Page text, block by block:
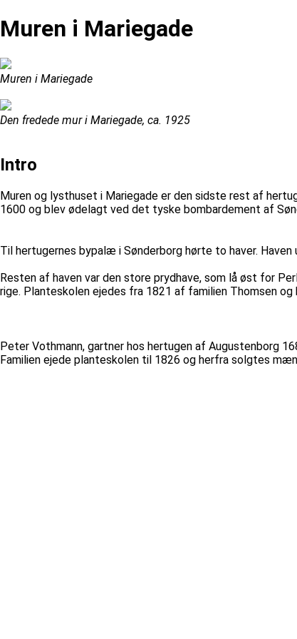
Muren i Mariegade
Muren i Mariegade
Den fredede mur i Mariegade, ca. 1925
Intro
Muren og lysthuset i Mariegade er den sidste rest af
1600 og blev ødelagt ved det tyske bombardement af
Til hertugernes bypalæ i Sønderborg hørte to haver.
Resten af haven var den store prydhave, som lå øst for
rige. Planteskolen ejedes fra 1821 af familien Thomsen
Peter Vothmann, gartner hos hertugen af Augustenborg
Familien ejede planteskolen til 1826 og herfra solgtes